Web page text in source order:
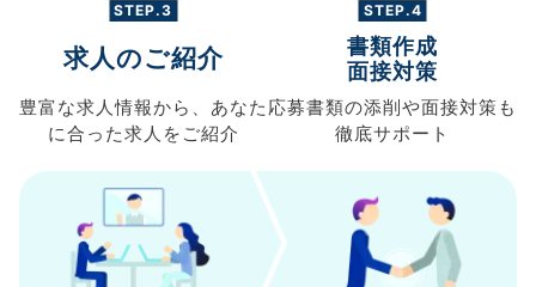
STEP.3
求人のご紹介
豊富な求人情報から、 あなた
に合った求人を ご紹介
STEP.4
書類作成
面接対策
応募書類の添削や面接対策も
徹底サポート